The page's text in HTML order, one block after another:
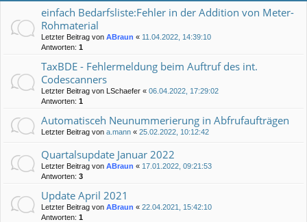
einfach Bedarfsliste:Fehler in der Addition von Meter-
Rohmaterial
Letzter Beitrag von ABraun « 11.04.2022, 14:39:10
Antworten: 1
TaxBDE - Fehlermeldung beim Auftruf des int.
Codescanners
Letzter Beitrag von LSchaefer « 06.04.2022, 17:29:02
Antworten: 1
Automatisceh Neunummerierung in Abfrufaufträgen
Letzter Beitrag von a.mann « 25.02.2022, 10:12:42
Quartalsupdate Januar 2022
Letzter Beitrag von ABraun « 17.01.2022, 09:21:53
Antworten: 3
Update April 2021
Letzter Beitrag von ABraun « 22.04.2021, 15:42:10
Antworten: 1